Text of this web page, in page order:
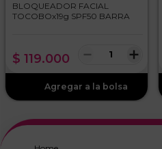
BLOQUEADOR FACIAL
TOCOBOx19g SPF50 BARRA
$ 119.000 ＋
－